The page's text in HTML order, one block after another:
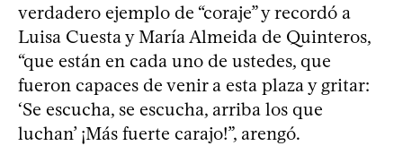
verdadero ejemplo de “coraje” y recordó a
Luisa Cuesta y María Almeida de Quinteros,
“que están en cada uno de ustedes, que
fueron capaces de venir a esta plaza y gritar:
‘Se escucha, se escucha, arriba los que
luchan’ ¡Más fuerte carajo!”, arengó.